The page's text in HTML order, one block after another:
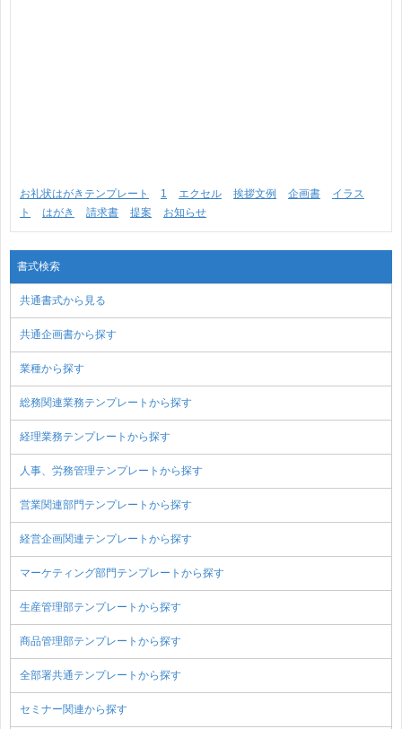
お礼状はがきテンプレート 1 エクセル 挨拶文例 企画書
イラス
ト
はがき 請求書 提案 お知らせ
書式検索
共通書式から見る
共通企画書から探す
業種から探す
総務関連業務テンプレートから探す
経理業務テンプレートから探す
人事、労務管理テンプレートから探す
営業関連部門テンプレートから探す
経営企画関連テンプレートから探す
マーケティング部門テンプレートから探す
生産管理部テンプレートから探す
商品管理部テンプレートから探す
全部署共通テンプレートから探す
セミナー関連から探す